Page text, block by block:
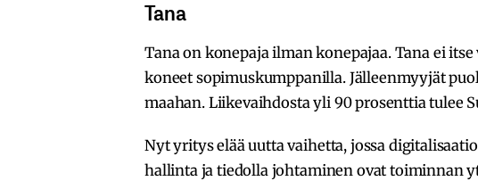
Tana
Tana on konepaja ilman konepajaa. Tana ei
koneet sopimuskumppanilla. Jälleenmyyjät
maahan. Liikevaihdosta yli 90 prosenttia tulee
Nyt yritys elää uutta vaihetta, jossa
hallinta ja tiedolla johtaminen ovat toiminnan